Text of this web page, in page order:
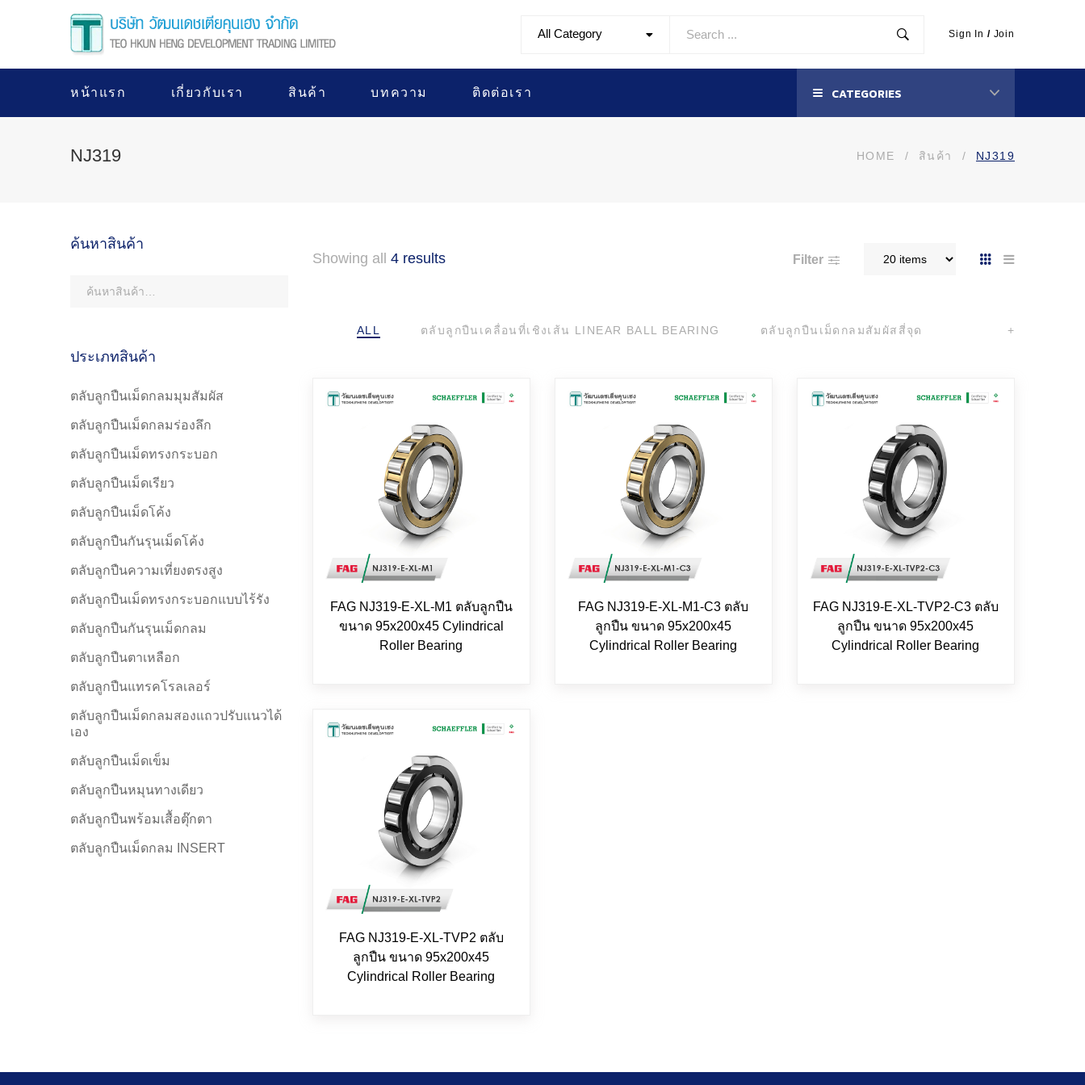
All Category Sign In / Join
หน้าแรก เกี่ยวกับเรา สินค้า บทความ ติดต่อเรา CATEGORIES
NJ319 HOME / สินค้า / NJ319
Showing all 4 results Filter
ALL ตลับลูกปืนเคลื่อนที่เชิงเส้น LINEAR BALL BEARING ตลับลูกปืนเม็ดกลมสัมผัสสี่จุด +
FAG NJ319-E-XL-M1 ตลับลูกปืน
ขนาด 95x200x45 Cylindrical
Roller Bearing
FAG NJ319-E-XL-M1-C3 ตลับ
ลูกปืน ขนาด 95x200x45
Cylindrical Roller Bearing
FAG NJ319-E-XL-TVP2-C3 ตลับ
ลูกปืน ขนาด 95x200x45
Cylindrical Roller Bearing
FAG NJ319-E-XL-TVP2 ตลับ
ลูกปืน ขนาด 95x200x45
Cylindrical Roller Bearing
ค้นหาสินค้า
ประเภทสินค้า
ตลับลูกปืนเม็ดกลมมุมสัมผัส
ตลับลูกปืนเม็ดกลมร่องลึก
ตลับลูกปืนเม็ดทรงกระบอก
ตลับลูกปืนเม็ดเรียว
ตลับลูกปืนเม็ดโค้ง
ตลับลูกปืนกันรุนเม็ดโค้ง
ตลับลูกปืนความเที่ยงตรงสูง
ตลับลูกปืนเม็ดทรงกระบอกแบบไร้รัง
ตลับลูกปืนกันรุนเม็ดกลม
ตลับลูกปืนตาเหลือก
ตลับลูกปืนแทรคโรลเลอร์
ตลับลูกปืนเม็ดกลมสองแถวปรับแนวได้
เอง
ตลับลูกปืนเม็ดเข็ม
ตลับลูกปืนหมุนทางเดียว
ตลับลูกปืนพร้อมเสื้อตุ๊กตา
ตลับลูกปืนเม็ดกลม INSERT